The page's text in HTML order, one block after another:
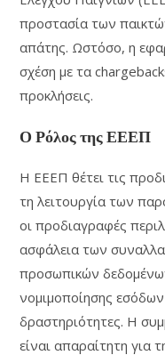
προστασία των
απάτης. Ωστόσο, η
σχέση με τα
προκλήσεις.
Ο Ρόλος της ΕΕΕΠ
Η ΕΕΕΠ θέτει τις
τη λειτουργία των
οι προδιαγραφές
ασφάλεια των
προσωπικών
νομιμοποίησης
δραστηριότητες. Η
είναι απαραίτητη για